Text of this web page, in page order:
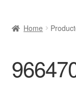
Betalingen
Home